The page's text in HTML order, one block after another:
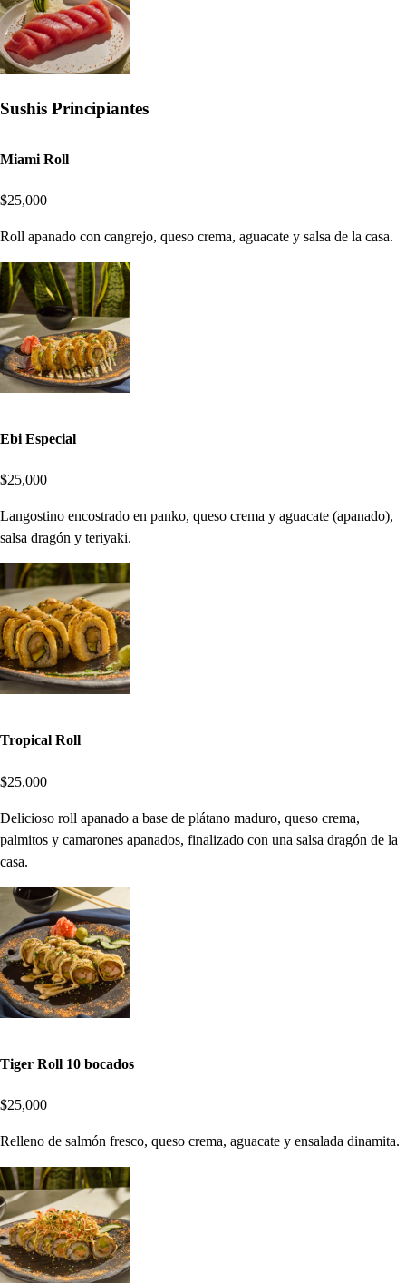
Sushis Principiantes
Miami Roll
$25,000
Roll apanado con cangrejo, queso crema, aguacate y salsa de la casa.
Ebi Especial
$25,000
Langostino encostrado en panko, queso crema y aguacate (apanado),
salsa dragón y teriyaki.
Tropical Roll
$25,000
Delicioso roll apanado a base de plátano maduro, queso crema,
palmitos y camarones apanados, finalizado con una salsa dragón de la
casa.
Tiger Roll 10 bocados
$25,000
Relleno de salmón fresco, queso crema, aguacate y ensalada dinamita.